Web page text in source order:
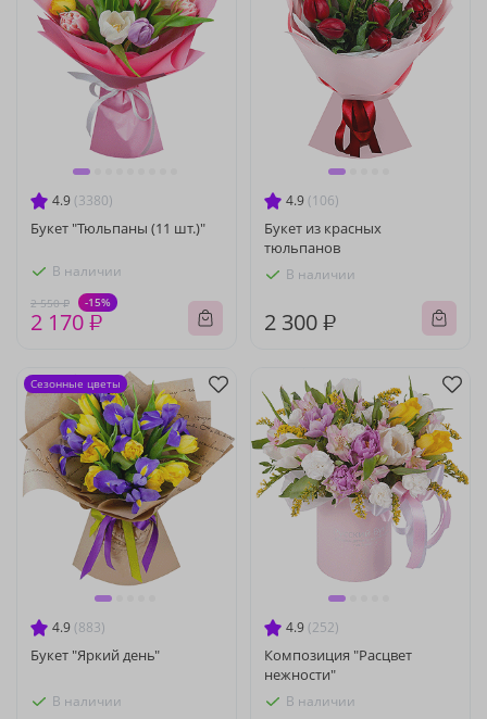
4.9 (3380)
Букет "Тюльпаны (11 шт.)"
В наличии
2 550 ₽ -15%
2 170 ₽
4.9 (106)
Букет из красных
тюльпанов
В наличии
2 300 ₽
4.9 (883)
Букет "Яркий день"
В наличии
Сезонные цветы
4.9 (252)
Композиция "Расцвет
нежности"
В наличии